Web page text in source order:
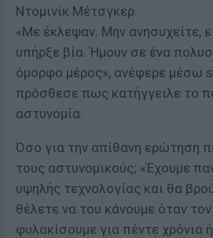
Ντομινίκ Μέτσγκερ.
«Με έκλεψαν. Μην ανησυχείτε,
υπήρξε βία. Ήμουν σε ένα
όμορφο μέρος», ανέφερε μέσω
πρόσθεσε πως κατήγγειλε το
αστυνομία.
Όσο για την απίθανη ερώτηση
τους αστυνομικούς; «Έχουμε
υψηλής τεχνολογίας και θα
θέλετε να του κάνουμε όταν
φυλακίσουμε για πέντε χρόνια